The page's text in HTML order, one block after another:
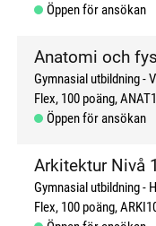
Öppen för ansökan
Anatomi och
Gymnasial utbildning
Flex 100 poäng
Öppen för ansökan
Arkitektur Nivå 1
Gymnasial utbildning
Flex 100 poäng